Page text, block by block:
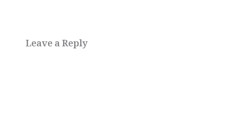
Leave a Reply